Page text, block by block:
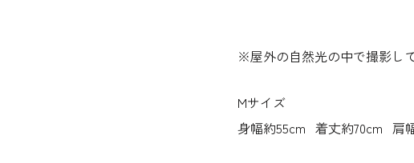
※屋外の自然光の中で撮影し
Mサイズ
身幅約55cm 着丈約70cm 肩